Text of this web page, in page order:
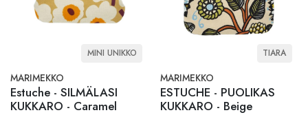
MINI UNIKKO
MARIMEKKO
Estuche - SILMÄLASI
KUKKARO - Caramel
TIARA
MARIMEKKO
ESTUCHE - PUOLIKAS
KUKKARO - Beige